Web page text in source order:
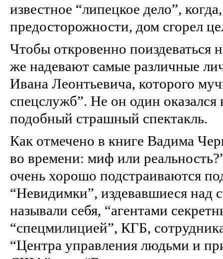
известное “липецкое дело”,
предосторожности, дом сгорел
Чтобы откровенно поиздеваться
же надевают самые различные
Ивана Леонтьевича, которого
спецслужб”. Не он один
подобный страшный спектакль.
Как отмечено в книге Вадима
во времени: миф или
очень хорошо подстраиваются
“Невидимки”, издевавшиеся над
называли себя, “агентами
“спецмилицией”, КГБ,
“Центра управления людьми и